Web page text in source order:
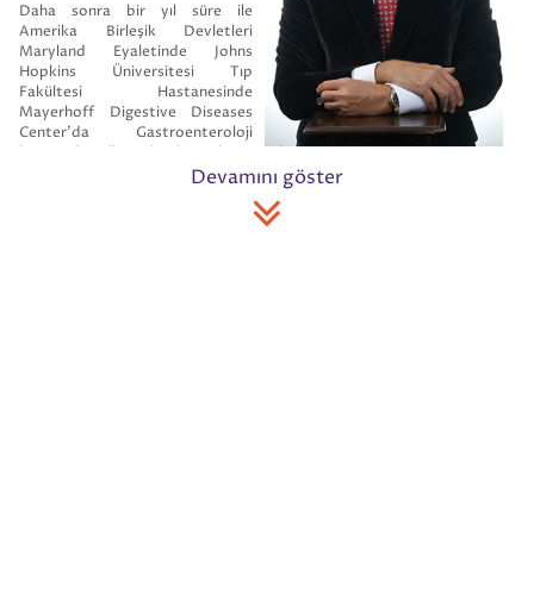
Daha sonra bir yıl süre ile
Amerika Birleşik Devletleri
Maryland Eyaletinde Johns
Hopkins Üniversitesi Tıp
Fakültesi Hastanesinde
Mayerhoff Digestive Diseases
Center’da Gastroenteroloji
branşında Fellow olarak üst ihtisas çalışmalarında bulundu.
Yurda döndükten sonra 1993 yılındaGastroenteroloji Uzmanı
aldı.1995 senesinde Gastroenteroloji branşında Üniversite Doçenti
Devamını göster